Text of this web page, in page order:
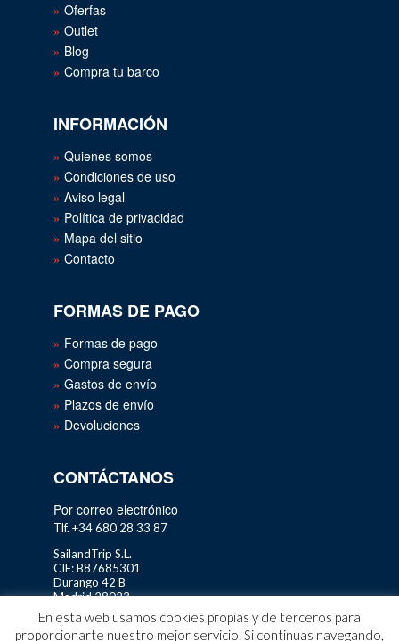
Oferfas
Outlet
Blog
Compra tu barco
INFORMACIÓN
Quienes somos
Condiciones de uso
Aviso legal
Política de privacidad
Mapa del sitio
Contacto
FORMAS DE PAGO
Formas de pago
Compra segura
Gastos de envío
Plazos de envío
Devoluciones
CONTÁCTANOS
Por correo electrónico
Tlf. +34 680 28 33 87
SailandTrip S.L.
CIF: B87685301
Durango 42 B
Madrid 28023
En esta web usamos cookies propias y de terceros para
proporcionarte nuestro mejor servicio. Si continuas navegando,